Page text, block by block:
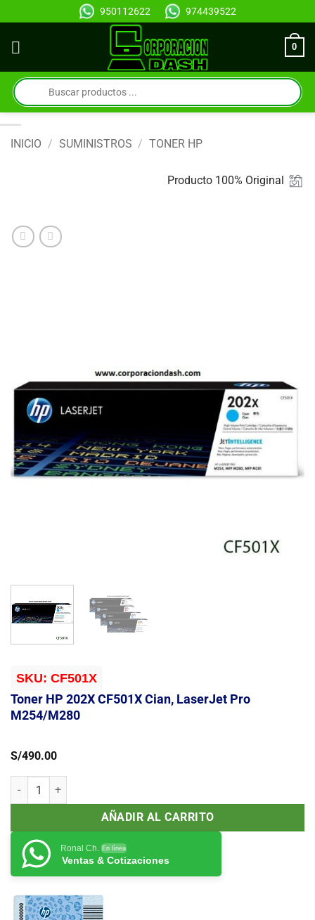
al
contenido
950112622 974439522
0
Búsqueda
de
productos
INICIO / SUMINISTROS / TONER HP
Producto 100% Original
SKU: CF501X
Toner HP 202X CF501X Cian, LaserJet Pro
M254/M280
S/490.00
Toner HP 202X CF501X Cian, LaserJet Pro M254/M280 cantidad
AÑADIR AL CARRITO
Ronal Ch. En línea
Ventas & Cotizaciones